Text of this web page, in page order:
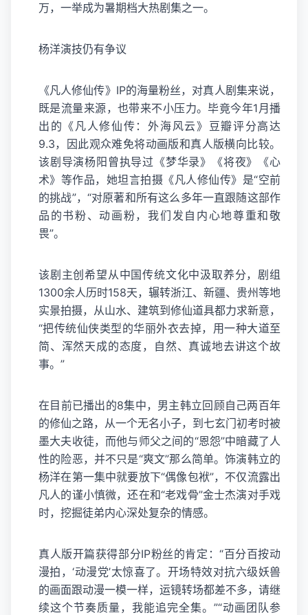
万，一举成为暑期档大热剧集之一。
杨洋演技仍有争议
《凡人修仙传》IP的海量粉丝，对真人剧集来说，
既是流量来源，也带来不小压力。毕竟今年1月播
出的《凡人修仙传：外海风云》豆瓣评分高达
9.3，因此观众难免将动画版和真人版横向比较。
该剧导演杨阳曾执导过《梦华录》《将夜》《心
术》等作品，她坦言拍摄《凡人修仙传》是“空前
的挑战”，“对原著和所有这么多年一直跟随这部作
品的书粉、动画粉，我们发自内心地尊重和敬
畏”。
该剧主创希望从中国传统文化中汲取养分，剧组
1300余人历时158天，辗转浙江、新疆、贵州等地
实景拍摄，从山水、建筑到修仙道具都力求新意，
“把传统仙侠类型的华丽外衣去掉，用一种大道至
简、浑然天成的态度，自然、真诚地去讲这个故
事。”
在目前已播出的8集中，男主韩立回顾自己两百年
的修仙之路，从一个无名小子，到七玄门初考时被
墨大夫收徒，而他与师父之间的“恩怨”中暗藏了人
性的险恶，并不只是“爽文”那么简单。饰演韩立的
杨洋在第一集中就要放下“偶像包袱”，不仅流露出
凡人的谨小慎微，还在和“老戏骨”金士杰演对手戏
时，挖掘徒弟内心深处复杂的情感。
真人版开篇获得部分IP粉丝的肯定：“百分百按动
漫拍，‘动漫党’太惊喜了。开场特效对抗六级妖兽
的画面跟动漫一模一样，运镜转场都差不多，请继
续这个节奏质量，我能追完全集。”“动画团队参